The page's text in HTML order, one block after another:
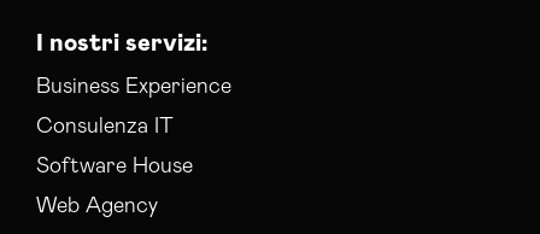
I nostri servizi:
Business Experience
Consulenza IT
Software House
Web Agency